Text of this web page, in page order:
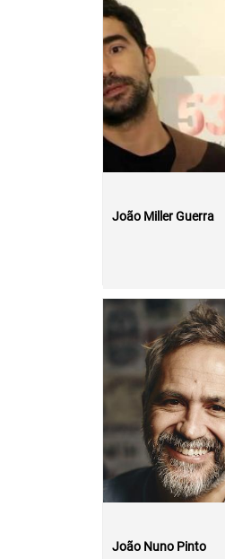
João Miller Guerra
João Nuno Pinto